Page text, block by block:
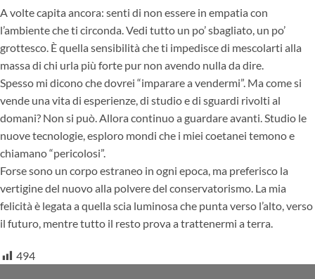
A volte capita ancora: senti di non essere in empatia con
l’ambiente che ti circonda. Vedi tutto un po’ sbagliato, un po’
grottesco. È quella sensibilità che ti impedisce di mescolarti alla
massa di chi urla più forte pur non avendo nulla da dire.
Spesso mi dicono che dovrei “imparare a vendermi”. Ma come si
vende una vita di esperienze, di studio e di sguardi rivolti al
domani? Non si può. Allora continuo a guardare avanti. Studio le
nuove tecnologie, esploro mondi che i miei coetanei temono e
chiamano “pericolosi”.
Forse sono un corpo estraneo in ogni epoca, ma preferisco la
vertigine del nuovo alla polvere del conservatorismo. La mia
felicità è legata a quella scia luminosa che punta verso l’alto, verso
il futuro, mentre tutto il resto prova a trattenermi a terra.
494